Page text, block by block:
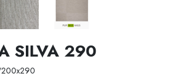
SILVA 290
200x290